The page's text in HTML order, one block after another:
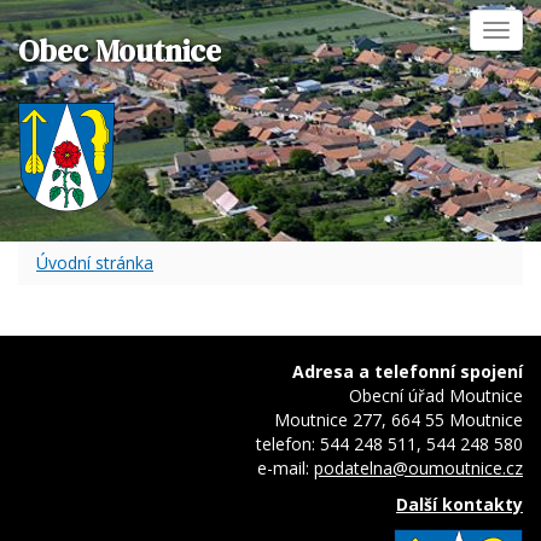
Obec Moutnice
Úvodní stránka
Adresa a telefonní spojení
Obecní úřad Moutnice
Moutnice 277, 664 55 Moutnice
telefon: 544 248 511, 544 248 580
e-mail: podatelna@oumoutnice.cz
Další kontakty